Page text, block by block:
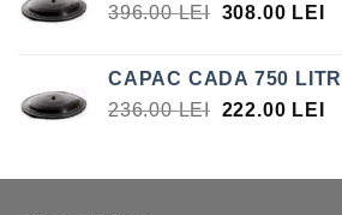
396.00LEI PREȚUL
FOST:
396.00 LEI.
308.00 LEI
CAPAC CADA 750 LITRI
236.00LEI PREȚUL
FOST:
222.00 LEI